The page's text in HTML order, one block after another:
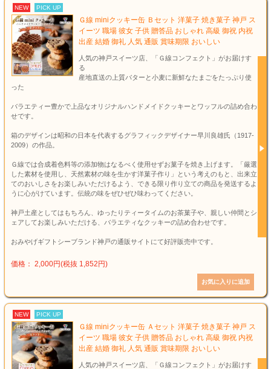
NEW PICK UP
Ｇ線 miniクッキー缶 Ｂセット 洋菓子 焼き菓子 神戸 ス
イーツ 職場 彼女 子供 贈答品 おしゃれ 高級 御祝 内祝
出産 結婚 御礼 人気 通販 賞味期限 おいしい
人気の神戸スイーツ店、「Ｇ線コンフェクト」がお届けす
る
産地直送の上質バターと小麦に新鮮なたまごをたっぷり使
った
バラエティー豊かで上品なオリジナルハンドメイドクッキーとワッフルの詰め合わ
せです。
箱のデザインは昭和の日本を代表するグラフィックデザイナー早川良雄氏（1917-
2009）の作品。
Ｇ線では合成着色料等の添加物はなるべく使用せずお菓子を焼き上げます。「厳選
した素材を使用し、天然素材の味を生かす洋菓子作り」という考えのもと、出来立
てのおいしさをお楽しみいただけるよう、できる限り作り立ての商品を発送するよ
うに心がけています。伝統の味をぜひぜひ味わってください。
神戸土産としてはもちろん、ゆったりティータイムのお茶菓子や、親しい仲間とシ
ェアしてお楽しみいただける、バラエティなクッキーの詰め合わせです。
おみやげギフトシーブランド神戸の通販サイトにて好評販売中です。
価格： 2,000円(税抜 1,852円)
NEW PICK UP
Ｇ線 miniクッキー缶 Ａセット 洋菓子 焼き菓子 神戸 ス
イーツ 職場 彼女 子供 贈答品 おしゃれ 高級 御祝 内祝
出産 結婚 御礼 人気 通販 賞味期限 おいしい
人気の神戸スイーツ店、「Ｇ線コンフェクト」がお届けす